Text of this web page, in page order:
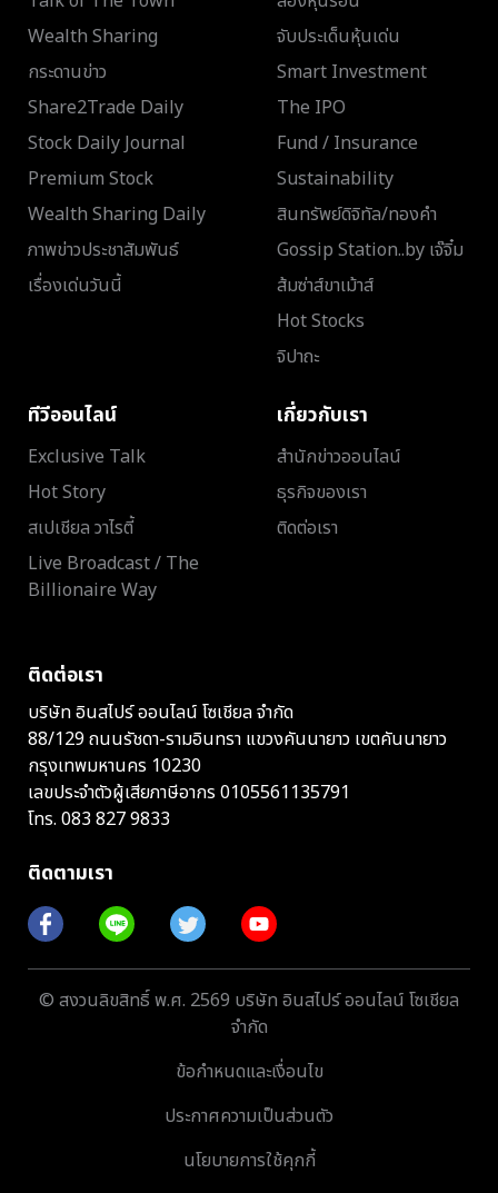
Wealth Sharing
กระดานข่าว
Share2Trade Daily
Stock Daily Journal
Premium Stock
Wealth Sharing Daily
ภาพข่าวประชาสัมพันธ์
เรื่องเด่นวันนี้
จับประเด็นหุ้นเด่น
Smart Investment
The IPO
Fund / Insurance
Sustainability
สินทรัพย์ดิจิทัล/ทองคำ
Gossip Station..by เจ๊จิ๋ม
ส้มซ่าส์ขาเม้าส์
Hot Stocks
จิปาถะ
ทีวีออนไลน์
Exclusive Talk
Hot Story
สเปเชียล วาไรตี้
Live Broadcast / The
Billionaire Way
เกี่ยวกับเรา
สำนักข่าวออนไลน์
ธุรกิจของเรา
ติดต่อเรา
ติดต่อเรา
บริษัท อินสไปร์ ออนไลน์ โซเชียล จำกัด
88/129 ถนนรัชดา-รามอินทรา แขวงคันนายาว เขตคันนายาว
กรุงเทพมหานคร 10230
เลขประจำตัวผู้เสียภาษีอากร 0105561135791
โทร. 083 827 9833
ติดตามเรา
© สงวนลิขสิทธิ์ พ.ศ. 2569 บริษัท อินสไปร์ ออนไลน์ โซเชียล
จำกัด
ข้อกำหนดและเงื่อนไข
ประกาศความเป็นส่วนตัว
นโยบายการใช้คุกกี้